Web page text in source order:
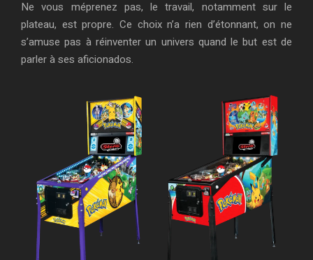
Ne vous méprenez pas, le travail, notamment sur le
plateau, est propre. Ce choix n’a rien d’étonnant, on ne
s’amuse pas à réinventer un univers quand le but est de
parler à ses aficionados.